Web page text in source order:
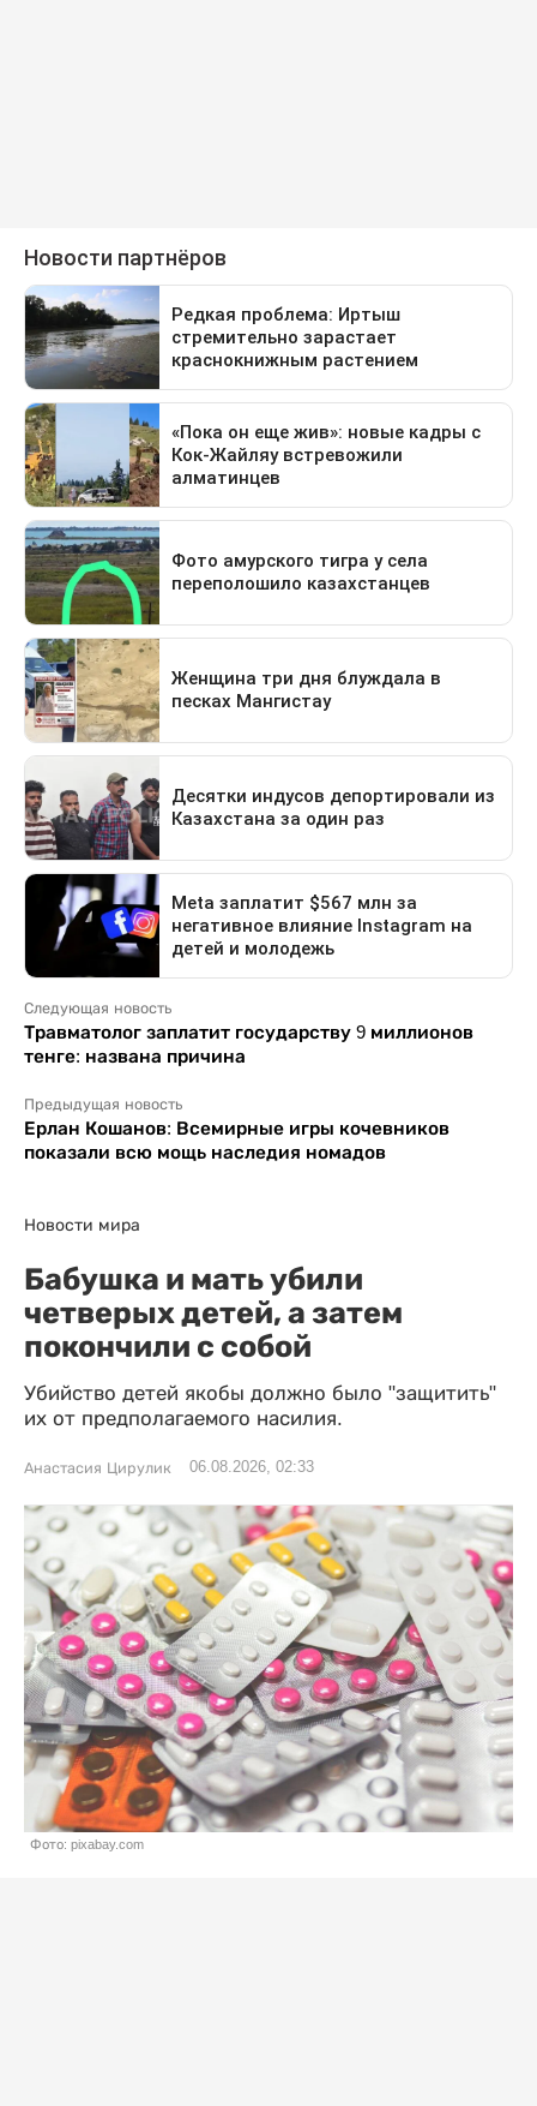
Следующая новость
Травматолог заплатит государству 9 миллионов
тенге: названа причина
Предыдущая новость
Ерлан Кошанов: Всемирные игры кочевников
показали всю мощь наследия номадов
Новости мира
Бабушка и мать убили
четверых детей, а затем
покончили с собой
Убийство детей якобы должно было "защитить"
их от предполагаемого насилия.
Анастасия Цирулик 06.08.2026, 02:33
Фото: pixabay.com